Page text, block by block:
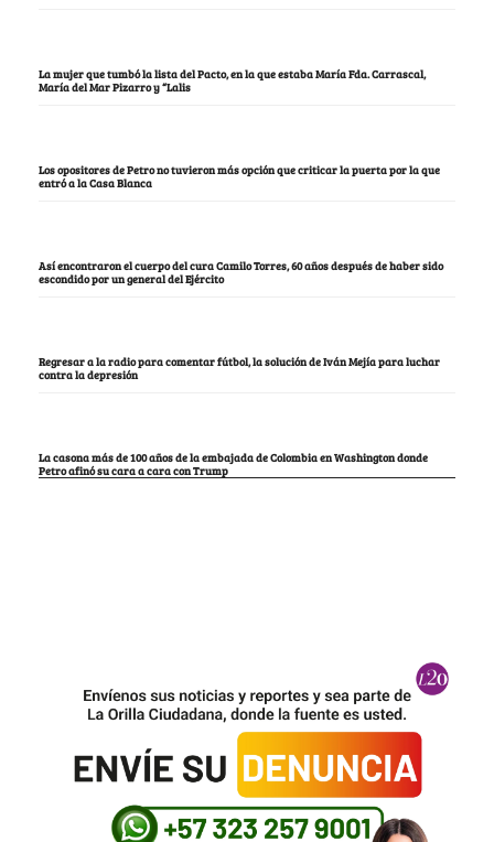
La mujer que tumbó la lista del Pacto, en la que estaba María Fda. Carrascal,
María del Mar Pizarro y “Lalis
Los opositores de Petro no tuvieron más opción que criticar la puerta por la que
entró a la Casa Blanca
Así encontraron el cuerpo del cura Camilo Torres, 60 años después de haber sido
escondido por un general del Ejército
Regresar a la radio para comentar fútbol, la solución de Iván Mejía para luchar
contra la depresión
La casona más de 100 años de la embajada de Colombia en Washington donde
Petro afinó su cara a cara con Trump